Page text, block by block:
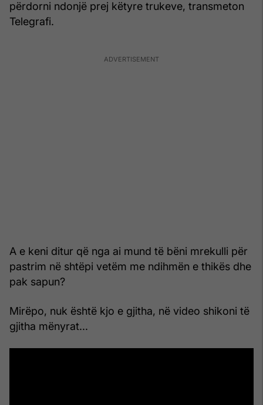
përdorni ndonjë prej këtyre trukeve, transmeton
Telegrafi.
A e keni ditur që nga ai mund të bëni mrekulli për
pastrim në shtëpi vetëm me ndihmën e thikës dhe
pak sapun?
Mirëpo, nuk është kjo e gjitha, në video shikoni të
gjitha mënyrat...